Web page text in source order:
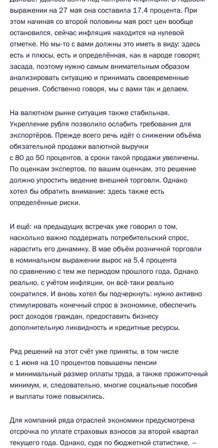
выражении на 27 мая она составила 17,4 процента. При
этом начиная со второй половины мая рост цен вообще
остановился, сейчас инфляция находится на нулевой
отметке. Но мы-то с вами должны это иметь в виду: здесь
есть и плюсы, есть и определённая, как в народе говорят,
засада, поэтому нужно самым внимательным образом
анализировать ситуацию и принимать своевременные
решения. Собственно говоря, мы с вами так и делаем.
На валютном рынке ситуация также стабильная.
Укрепление рубля позволило ослабить требования для
экспортёров. Прежде всего речь идёт о снижении объёма
обязательной продажи валютной выручки
с 80 до 50 процентов, а сроки такой продажи увеличены.
По оценкам экспертов, по вашим оценкам, это решение
должно упростить ведение внешней торговли. Однако
хотел бы обратить внимание: здесь также есть
определённые риски.
И ещё: на предыдущих встречах уже говорил о том,
насколько важно поддержать потребительский спрос,
нарастить его динамику. В мае объём розничной торговли
в номинальном выражении вырос на 5,4 процента
по сравнению с тем же периодом прошлого года. Однако
реально, с учётом инфляции, он всё-таки реально
сократился. И вновь хотел бы подчеркнуть: нужно активно
стимулировать конечный спрос в экономике, обеспечить
рост доходов граждан, предоставить бизнесу
дополнительную ликвидность и кредитные ресурсы.
Ряд решений на этот счёт уже приняты, в том числе
с 1 июня на 10 процентов повышены пенсии
и минимальный размер оплаты труда, а также прожиточный
минимум, и, следовательно, многие социальные пособия
и выплаты тоже повысились.
Для компаний ряда отраслей экономики предусмотрена
отсрочка по уплате страховых взносов за второй квартал
текущего года. Однако, судя по бюджетной статистике, –